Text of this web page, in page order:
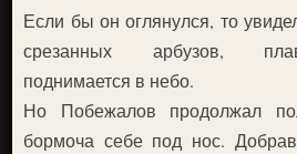
Если бы он оглянулся, то
срезанных арбузов,
поднимается в небо.
Но Побежалов продолжал
бормоча себе под нос.